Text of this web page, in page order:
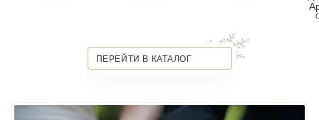
ПЕРЕЙТИ В КАТАЛОГ